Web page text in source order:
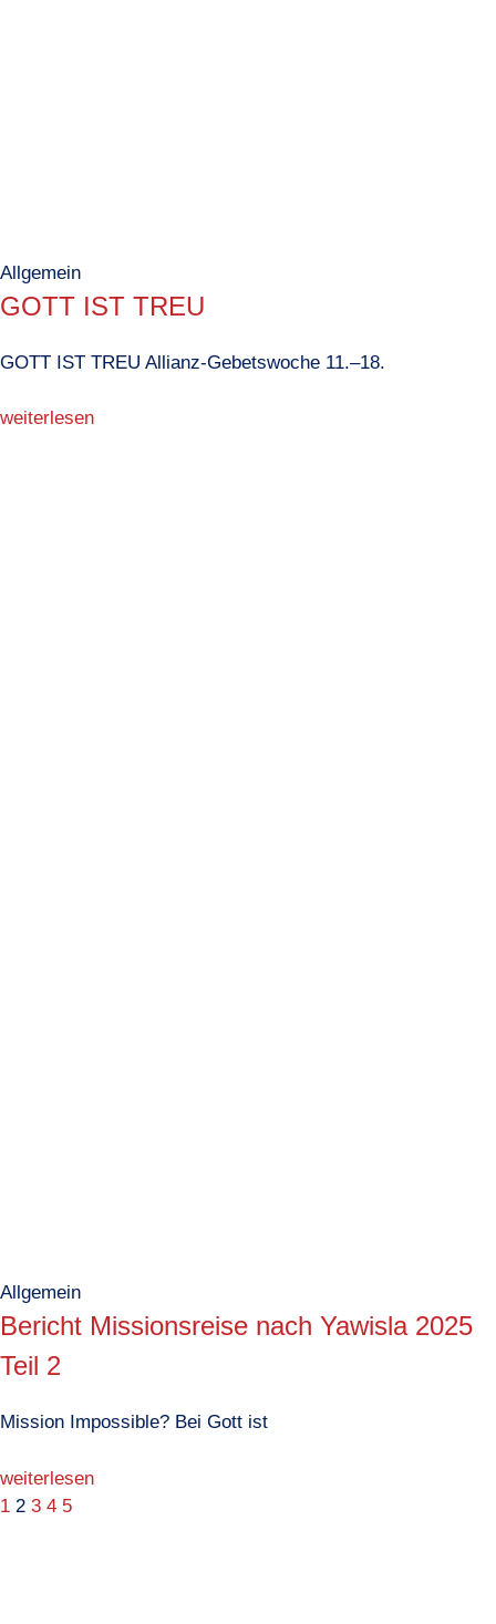
Allgemein
GOTT IST TREU
GOTT IST TREU Allianz-Gebetswoche 11.–18.
weiterlesen
Allgemein
Bericht Missionsreise nach Yawisla 2025
Teil 2
Mission Impossible? Bei Gott ist
weiterlesen
1 2 3 4 5